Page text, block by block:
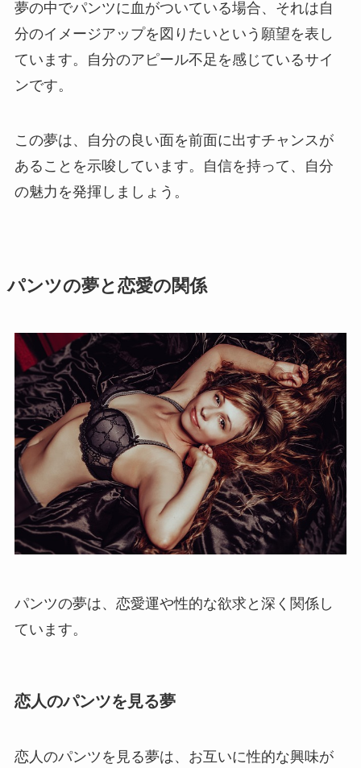
夢の中でパンツに血がついている場合、それは自
分のイメージアップを図りたいという願望を表し
ています。自分のアピール不足を感じているサイ
ンです。
この夢は、自分の良い面を前面に出すチャンスが
あることを示唆しています。自信を持って、自分
の魅力を発揮しましょう。
パンツの夢と恋愛の関係
パンツの夢は、恋愛運や性的な欲求と深く関係し
ています。
恋人のパンツを見る夢
恋人のパンツを見る夢は、お互いに性的な興味が